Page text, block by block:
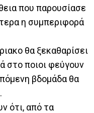
που παρουσίασε
η συμπεριφορά
θα ξεκαθαρίσει
στο ποιοι φεύγουν
βδομάδα θα
ότι, από τα